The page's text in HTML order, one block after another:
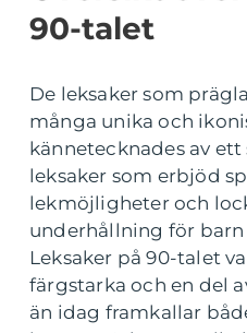
90-talet
De leksaker som
många unika och
kännetecknades av
leksaker som erbjöd
lekmöjligheter och
underhållning för barn
Leksaker på 90-talet
färgstarka och en del
än idag framkallar